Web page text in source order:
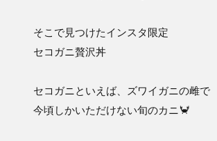
そこで見つけたインスタ限定
セコガニ贅沢丼
セコガニといえば、ズワイガニの雌で
今頃しかいただけない旬のカニ🦀